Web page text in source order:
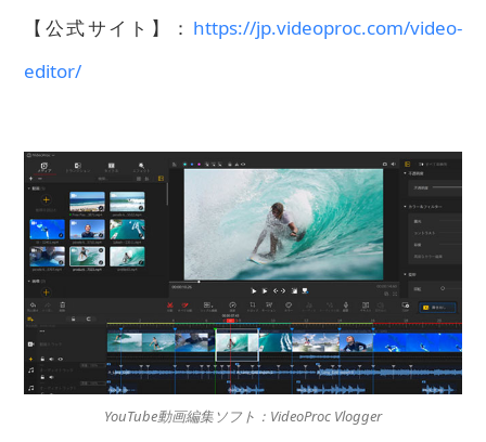
【公式サイト】： https://jp.videoproc.com/video-
editor/
YouTube動画編集ソフト：VideoProc Vlogger